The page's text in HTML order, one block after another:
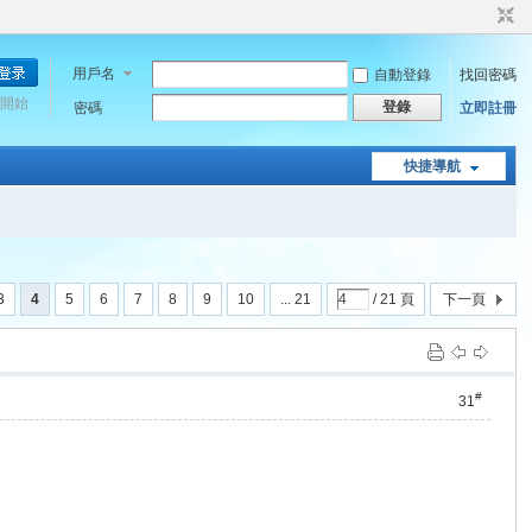
用戶名 自動登錄
找回密碼
密碼
登錄 立即註冊
始
快捷導航
4 5 6 7 8 9 10 ... 21 / 21 頁 下一頁
31#